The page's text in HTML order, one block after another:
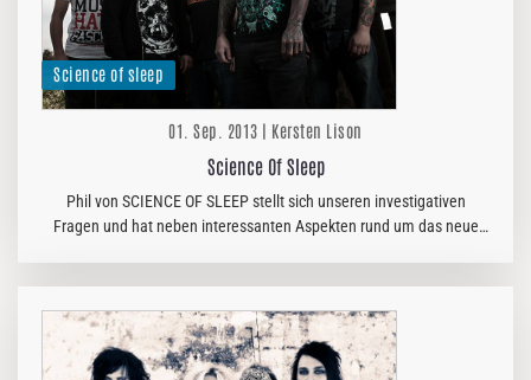
Science of sleep
01. Sep. 2013 | Kersten Lison
Science Of Sleep
Phil von SCIENCE OF SLEEP stellt sich unseren investigativen
Fragen und hat neben interessanten Aspekten rund um das neue